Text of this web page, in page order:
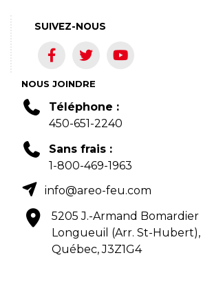
NOUS JOINDRE
Téléphone :
450-651-2240
Sans frais :
1-800-469-1963
info@areo-feu.com
5205 J.-Armand Bomardier
Longueuil (Arr. St-Hubert),
Québec, J3Z1G4
SUIVEZ-NOUS